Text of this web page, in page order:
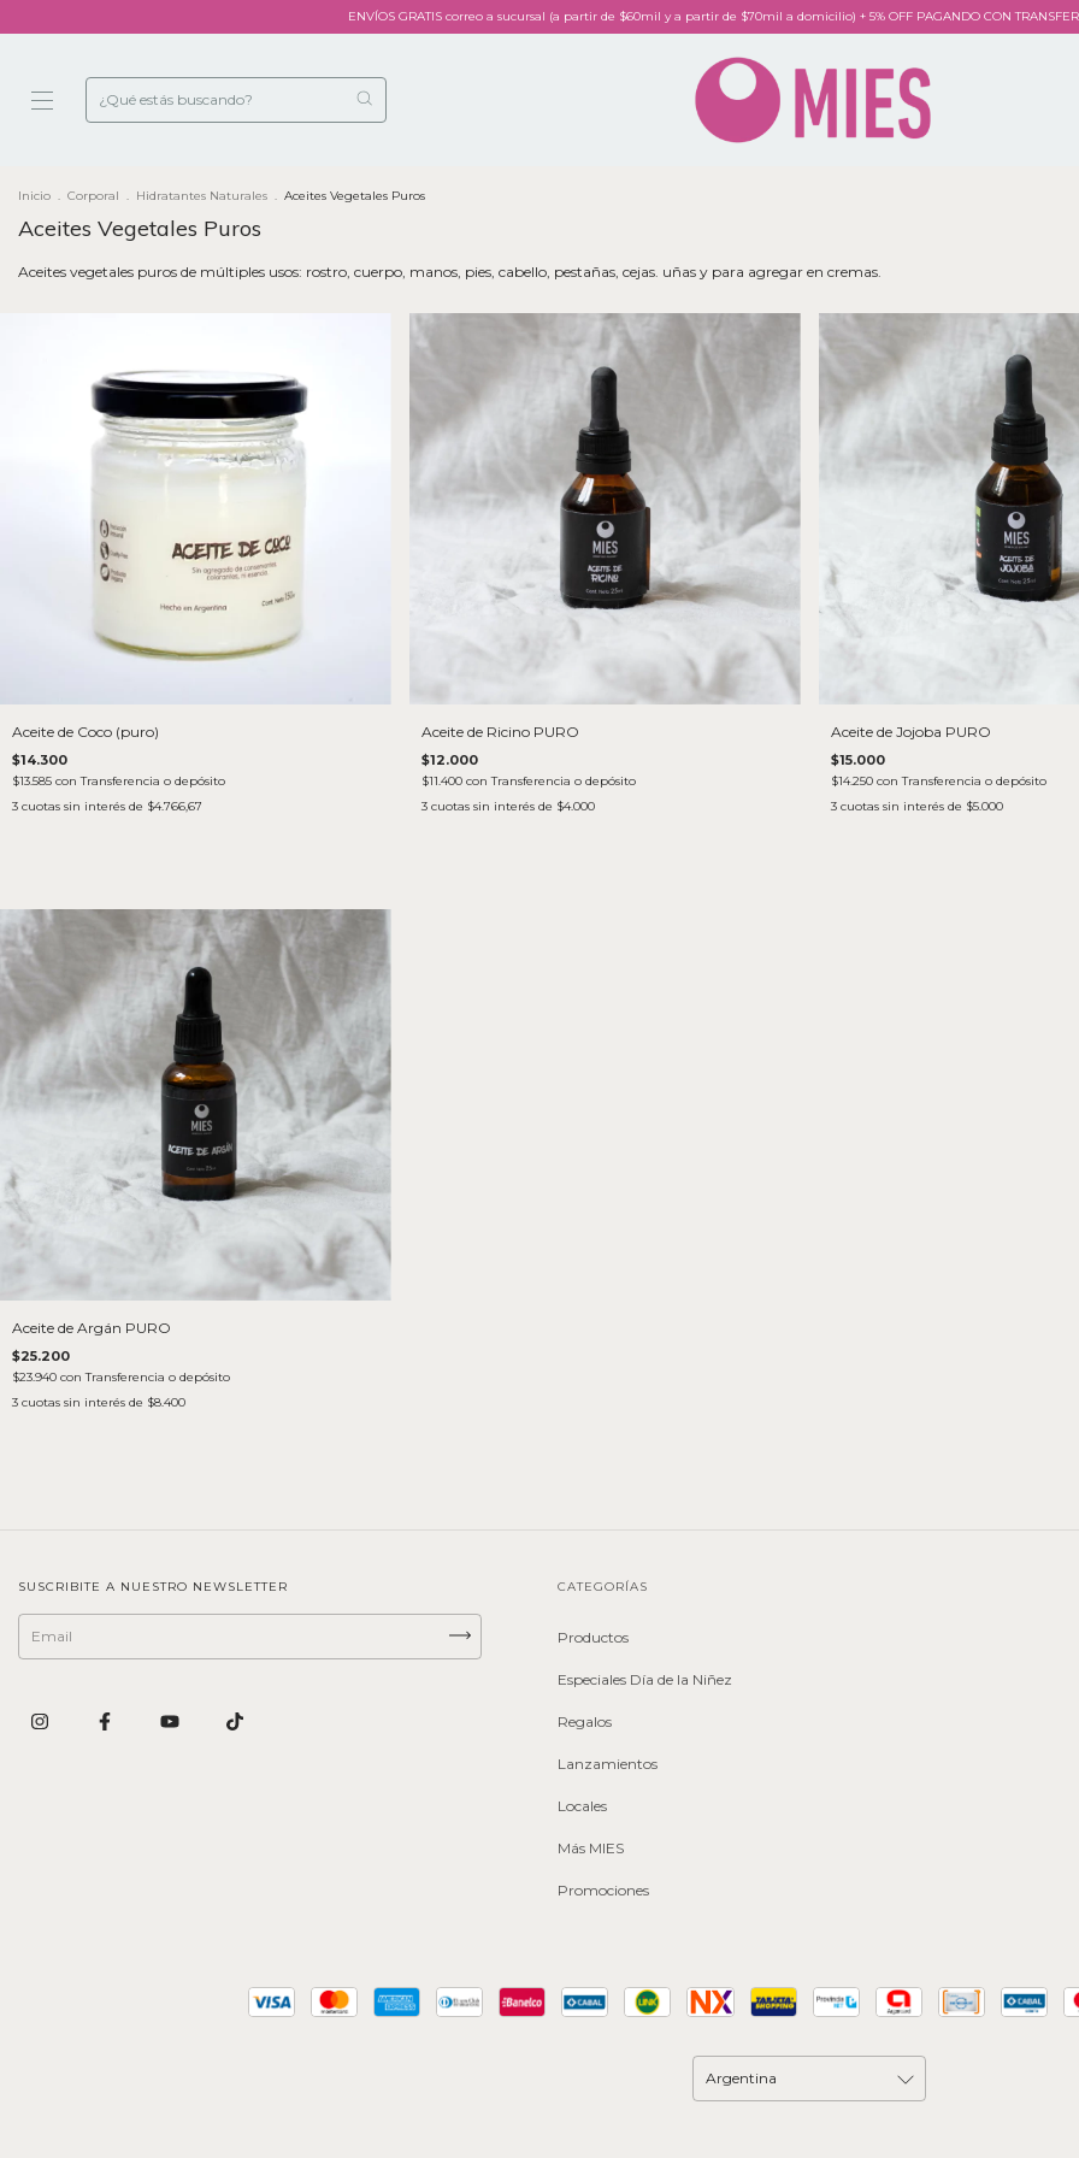
ENVÍOS GRATIS correo a sucursal (a partir de $60mil y a partir de $70mil a domicilio) + 5% OFF PAGANDO CON
Inicio . Corporal . Hidratantes Naturales . Aceites Vegetales Puros
Aceites Vegetales Puros
Aceites vegetales puros de múltiples usos: rostro, cuerpo, manos, pies, cabello, pestañas, cejas. uñas y para agregar en cremas.
Aceite de Coco (puro)
$14.300
$13.585 con Transferencia o depósito
3 cuotas sin interés de $4.766,67
Aceite de Ricino PURO
$12.000
$11.400 con Transferencia o depósito
3 cuotas sin interés de $4.000
Aceite de Jojoba PURO
$15.000
$14.250 con Transferencia o depósito
3 cuotas sin interés de $5.000
Aceite de Argán PURO
$25.200
$23.940 con Transferencia o depósito
3 cuotas sin interés de $8.400
SUSCRIBITE A NUESTRO NEWSLETTER CATEGORÍAS
Productos
Especiales Día de la Niñez
Regalos
Lanzamientos
Locales
Más MIES
Promociones